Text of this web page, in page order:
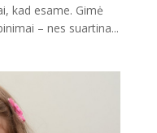
kad esame. Gimė
– nes suartina...